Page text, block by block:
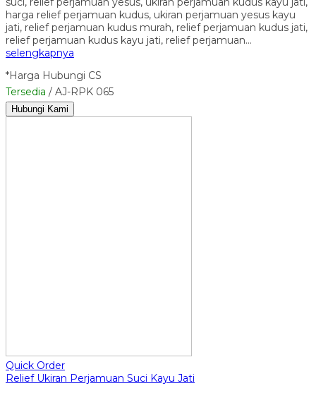
harga relief perjamuan kudus, ukiran perjamuan yesus kayu
jati, relief perjamuan kudus murah, relief perjamuan kudus jati,
relief perjamuan kudus kayu jati, relief perjamuan…
selengkapnya
*Harga Hubungi CS
Tersedia / AJ-RPK 065
Hubungi Kami
Quick Order
Relief Ukiran Perjamuan Suci Kayu Jati